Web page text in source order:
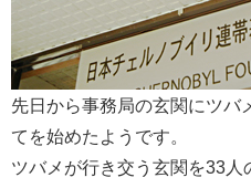
先日から事務局の玄関にツバ
てを始めたようです。
ツバメが行き交う玄関を33